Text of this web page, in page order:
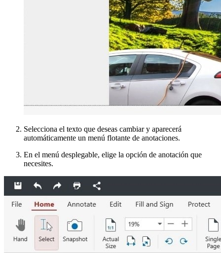
Selecciona el texto que deseas cambiar y aparecerá
automáticamente un menú flotante de anotaciones.
En el menú desplegable, elige la opción de anotación que
necesites.